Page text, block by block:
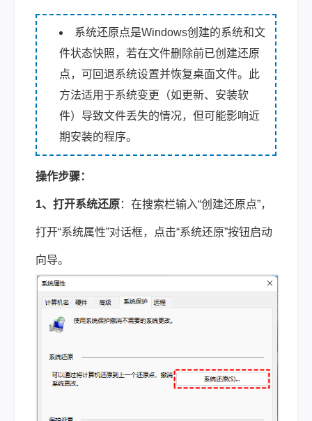
系统还原点是Windows创建的系统和文
件状态快照，若在文件删除前已创建还原
点，可回退系统设置并恢复桌面文件。此
方法适用于系统变更（如更新、安装软
件）导致文件丢失的情况，但可能影响近
期安装的程序。
操作步骤：
1、打开系统还原 ：在搜索栏输入“创建还原点”，
打开“系统属性”对话框，点击“系统还原”按钮启动
向导。